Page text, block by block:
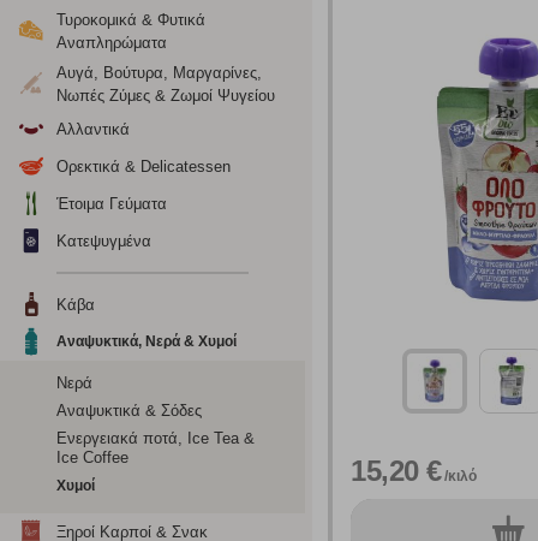
Τυροκομικά & Φυτικά
Αναπληρώματα
Αυγά, Βούτυρα, Μαργαρίνες,
Νωπές Ζύμες & Ζωμοί Ψυγείου
Αλλαντικά
Ορεκτικά & Delicatessen
Έτοιμα Γεύματα
Κατεψυγμένα
Κάβα
Αναψυκτικά, Νερά & Χυμοί
Νερά
Αναψυκτικά & Σόδες
Ενεργειακά ποτά, Ice Tea &
Ice Coffee
Χυμοί
Ξηροί Καρποί & Σνακ
15,20 €/κιλό
0τεμ.
Ενημέρωση
Κατά την απλή περιήγηση ή/και χρήση του ιστότοπου
περιέχουν προσωποποιημένα χαρακτηριστικά που
υπολογιστή ή την ηλεκτρονική συσκευή σας, προσθέτοντας